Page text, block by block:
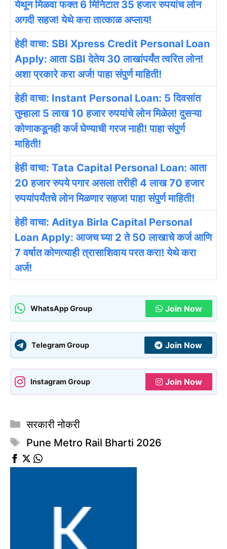
येथून मिळवा फक्त 6 मिनिटात 35 हजार रुपयांच लोन
अगदी सहज! येथे करा तात्काळ अप्लाय!
हेही वाचा: SBI Xpress Credit Personal Loan
Apply: आता SBI देतेय 30 लाखांपर्यंत त्वरित लोन!
अशा प्रकारे करा अर्ज! पाहा संपुर्ण माहिती!
हेही वाचा: Instant Personal Loan: 5 दिवसांत
तुम्हाला 5 लाख 10 हजार रुपयांचे लोन मिळेल! दुसऱ्या
कोणाकडूनही कर्ज घेण्याची गरज नाही! पाहा संपुर्ण
माहिती!
हेही वाचा: Tata Capital Personal Loan: आता
20 हजार रुपये पगार असला तरीही 4 लाख 70 हजार
रुपयांपर्यंतचे लोन मिळणार सहज! पाहा संपुर्ण माहिती!
हेही वाचा: Aditya Birla Capital Personal
Loan Apply: आजच घ्या 2 ते 50 लाखाचे कर्ज आणि
7 वर्षात कोणत्याही त्रासाशिवाय परत करा! येथे करा
अर्ज!
WhatsApp Group Join Now
Telegram Group Join Now
Instagram Group Join Now
Categories
सरकारी नोकरी
Tags
Pune Metro Rail Bharti 2026